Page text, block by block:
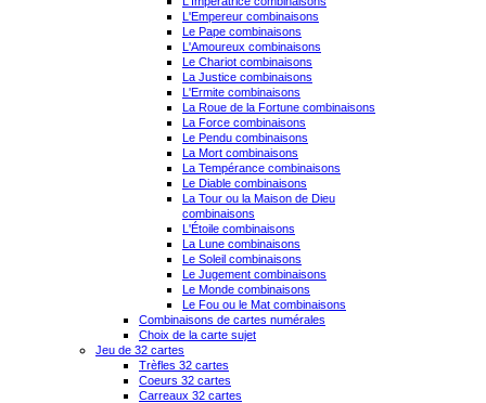
L'Empereur combinaisons
Le Pape combinaisons
L'Amoureux combinaisons
Le Chariot combinaisons
La Justice combinaisons
L'Ermite combinaisons
La Roue de la Fortune combinaisons
La Force combinaisons
Le Pendu combinaisons
La Mort combinaisons
La Tempérance combinaisons
Le Diable combinaisons
La Tour ou la Maison de Dieu
combinaisons
L'Étoile combinaisons
La Lune combinaisons
Le Soleil combinaisons
Le Jugement combinaisons
Le Monde combinaisons
Le Fou ou le Mat combinaisons
Combinaisons de cartes numérales
Choix de la carte sujet
Jeu de 32 cartes
Trèfles 32 cartes
Coeurs 32 cartes
Carreaux 32 cartes